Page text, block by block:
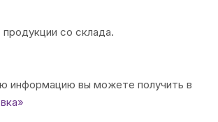
со склада.
информацию вы можете получить в